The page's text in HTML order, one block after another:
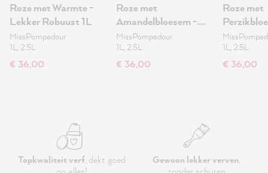
Roze met Warmte -
Lekker Robuust 1L
MissPompadour
1L, 2.5L
€ 36,00
Roze met
Amandelbloesem -
Lekker Robuust 1L
MissPompadour
1L, 2.5L
€ 36,00
Roze met
Lekker
1L, 2.5L
€ 36,00
Topkwaliteit verf, dekt goed
Gewoon lekker verven,